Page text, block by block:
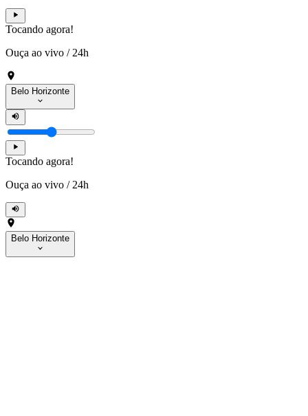
Tocando agora!
Ouça ao vivo / 24h
Belo Horizonte
Tocando agora!
Ouça ao vivo / 24h
Belo Horizonte